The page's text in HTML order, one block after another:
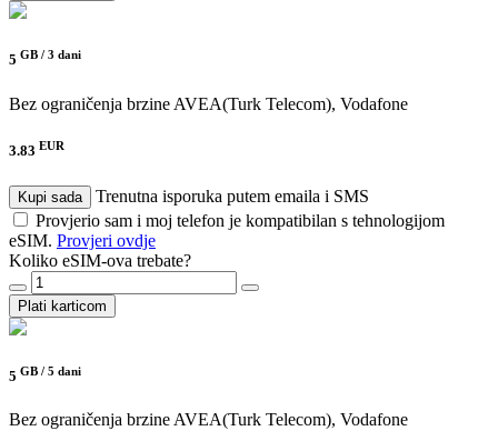
5 GB / 3 dani
Bez ograničenja brzine AVEA(Turk Telecom), Vodafone
3.83 EUR
Kupi sada
Trenutna isporuka putem emaila i SMS
Provjerio sam i moj telefon je kompatibilan s tehnologijom
eSIM. Provjeri ovdje
Koliko eSIM-ova trebate?
Plati karticom
5 GB / 5 dani
Bez ograničenja brzine AVEA(Turk Telecom), Vodafone